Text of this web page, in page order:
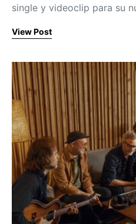
single y videoclip para su
View Post